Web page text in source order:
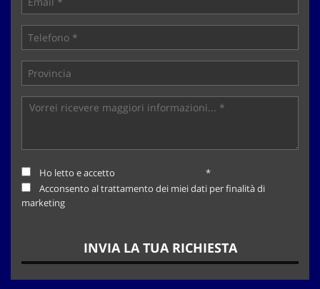
Ho letto e accetto
*
Acconsento al trattamento dei miei dati per finalità di
marketing
INVIA LA TUA RICHIESTA
Cookie delle preferenze
Cookie per il miglioramento dell'esperienza utente
Cookie analitici
Leggi
la
Salva